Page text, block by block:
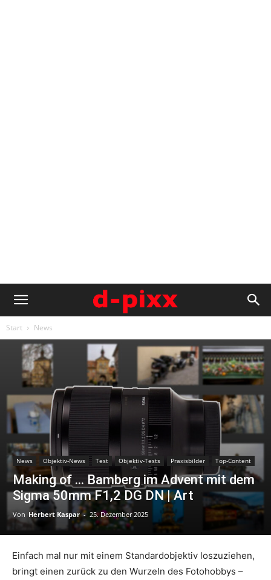
Start News
News Objektiv-News Test Objektiv-Tests Praxisbilder Top-Content
Making of … Bamberg im Advent mit dem
Sigma 50mm F1,2 DG DN | Art
Von Herbert Kaspar - 25. Dezember 2025
Einfach mal nur mit einem Standardobjektiv loszuziehen,
bringt einen zurück zu den Wurzeln des Fotohobbys –